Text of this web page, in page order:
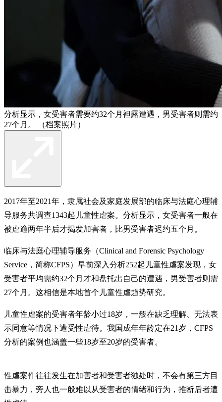
分析显示，女受害者需要约32个月袒露遭遇，男受害者则需约
27个月。 （档案照片）
2017年至2021年，隶属社会及家庭发展部的临床与法庭心理辅
导服务共调查1343起儿童性虐案。分析显示，女受害者一般在
被虐逾两年半后才揭发加害者，比男受害者迟约五个月。
临床与法庭心理辅导服务（Clinical and Forensic Psychology
Service，简称CFPS）早前深入分析252起儿童性虐案发现，女
受害者平均需约32个月才和盘托出自己的遭遇，男受害者则需
27个月。这相信是本地首个儿童性虐趋势研究。
儿童性虐案的受害者年龄小过18岁，一般在缺乏理解、无法表
示同意等情况下遭受性虐待。我国成年年龄定在21岁，CFPS
分析的案例也涵盖一些18岁至20岁的受害者。
性虐案件往往发生在加害者和受害者独处时，不会有第三方目
击暴力，旁人也一般难以从受害者的情绪和行为，推断后者遭